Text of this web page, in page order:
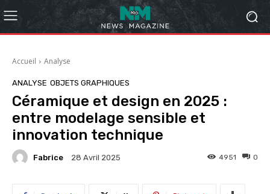
Accueil Analyse
ANALYSE OBJETS GRAPHIQUES
Céramique et design en 2025 :
entre modelage sensible et
innovation technique
Fabrice 28 Avril 2025 0
4951